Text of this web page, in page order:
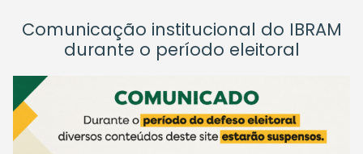
Comunicação institucional do IBRAM
durante o período eleitoral